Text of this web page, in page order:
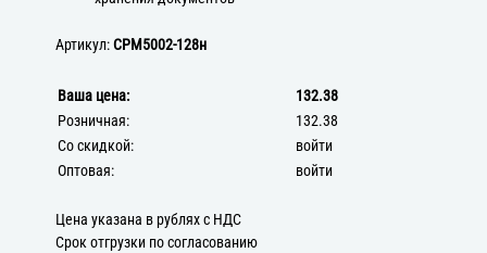
Артикул:СРМ5002-128н
Ваша цена:
132.38
Розничная:
132.38
Со скидкой:
войти
Оптовая:
войти
Цена указана в рублях с НДС
Срок отгрузки по согласованию